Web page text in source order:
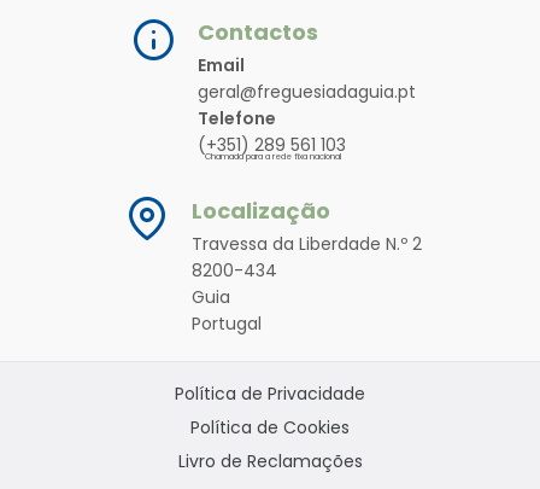
Contactos
Email
geral@freguesiadaguia.pt
Telefone
(+351) 289 561 103
Chamada para a rede fixa nacional
Localização
Travessa da Liberdade N.º 2
8200-434
Guia
Portugal
Política de Privacidade
Política de Cookies
Livro de Reclamações